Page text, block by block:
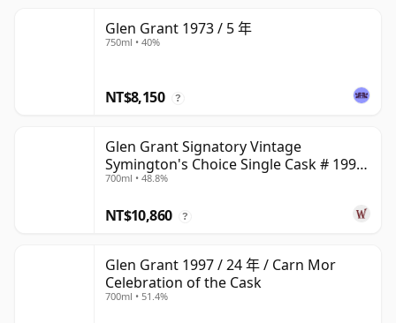
Glen Grant 1973 / 5 年
750ml • 40%
NT$8,150 ?
Glen Grant Signatory Vintage
Symington's Choice Single Cask # 1995
30 年
700ml • 48.8%
NT$10,860 ?
Glen Grant 1997 / 24 年 / Carn Mor
Celebration of the Cask
700ml • 51.4%